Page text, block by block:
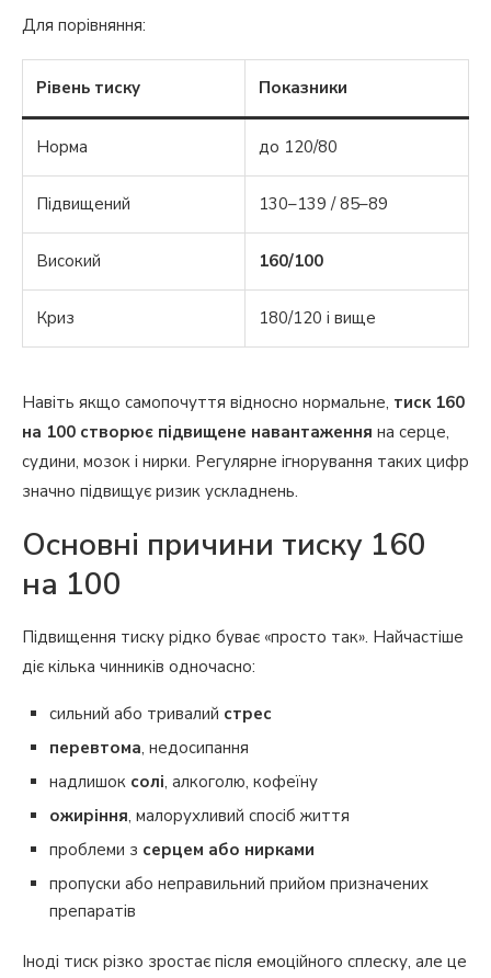
Для порівняння:
Рівень тиску Показники
Норма до 120/80
Підвищений 130–139 / 85–89
Високий 160/100
Криз 180/120 і вище
Навіть якщо самопочуття відносно нормальне, тиск 160
на 100 створює підвищене навантаження на серце,
судини, мозок і нирки. Регулярне ігнорування таких цифр
значно підвищує ризик ускладнень.
Основні причини тиску 160
на 100
Підвищення тиску рідко буває «просто так». Найчастіше
діє кілька чинників одночасно:
сильний або тривалий стрес
перевтома, недосипання
надлишок солі, алкоголю, кофеїну
ожиріння, малорухливий спосіб життя
проблеми з серцем або нирками
пропуски або неправильний прийом призначених
препаратів
Іноді тиск різко зростає після емоційного сплеску, але це